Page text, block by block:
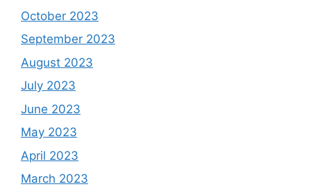
October 2023
September 2023
August 2023
July 2023
June 2023
May 2023
April 2023
March 2023